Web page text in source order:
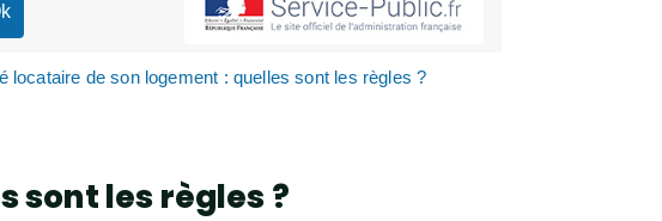
locataire de son logement : quelles sont les règles ?
sont les règles ?